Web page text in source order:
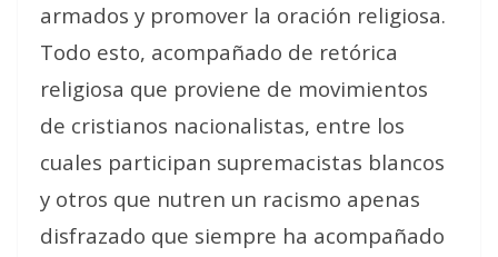
armados y promover la oración religiosa.
Todo esto, acompañado de retórica
religiosa que proviene de movimientos
de cristianos nacionalistas, entre los
cuales participan supremacistas blancos
y otros que nutren un racismo apenas
disfrazado que siempre ha acompañado